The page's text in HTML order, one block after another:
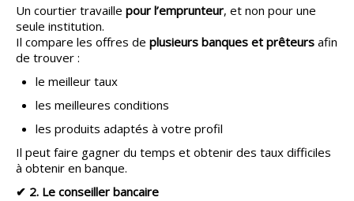
Un courtier travaille pour l’emprunteur, et non pour une
seule institution.
Il compare les offres de plusieurs banques et prêteurs afin
de trouver :
le meilleur taux
les meilleures conditions
les produits adaptés à votre profil
Il peut faire gagner du temps et obtenir des taux difficiles
à obtenir en banque.
✔ 2. Le conseiller bancaire